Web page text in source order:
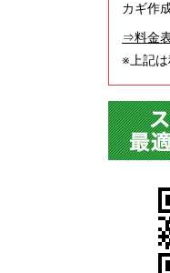
カギ作
⇒料金
※上記は